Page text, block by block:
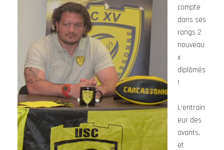
compte
dans ses
rangs 2
nouveau
x
diplômés
!
L’entrain
eur des
avants,
et